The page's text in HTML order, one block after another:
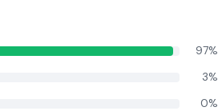
97%
3%
0%